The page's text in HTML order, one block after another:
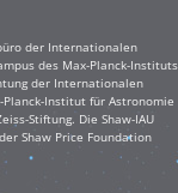
der Internationalen
des Max-Planck-Instituts
der Internationalen
Institut für Astronomie
Stiftung. Die Shaw-IAU
Shaw Price Foundation